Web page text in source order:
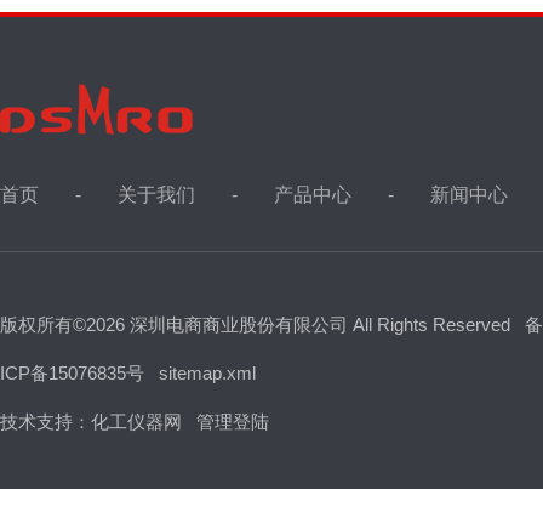
首页 关于我们 产品中心 新闻中心
版权所有©2026 深圳电商商业股份有限公司 All Rights Reserved
ICP备15076835号 sitemap.xml
技术支持： 化工仪器网 管理登陆